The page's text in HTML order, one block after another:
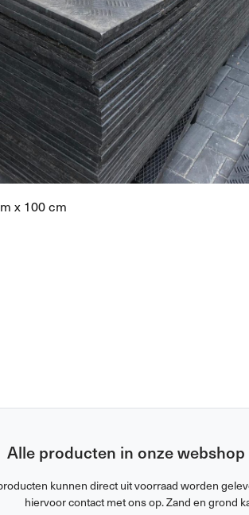
x 100 cm
Alle producten in onze
kunnen direct uit voorraad worden
hiervoor contact met ons op. Zand en grond